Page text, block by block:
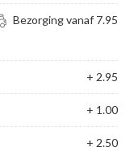
Bezorging vanaf 7.95
+ 2.95
+ 1.00
+ 2.50